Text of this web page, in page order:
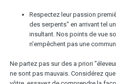
Respectez leur passion
des serpents" en arrivant tel
insultant. Nos points de vue
n'empêchent pas une
Ne partez pas sur des a priori
ne sont pas mauvais. Considérez